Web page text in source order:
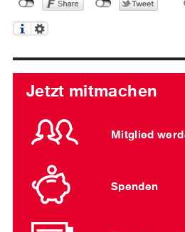
Jetzt mitmachen
Mitglied
Spenden